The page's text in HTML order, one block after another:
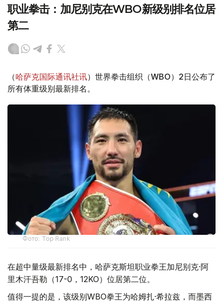
职业拳击：加尼别克在WBO新级别排名位居
第二
（哈萨克国际通讯社讯）世界拳击组织（WBO）2日公布了
所有体重级别最新排名。
Фото: Top Rank
在超中量级最新排名中，哈萨克斯坦职业拳王加尼别克·阿
里木汗吾勒（17-0，12KO）位居第二位。
值得一提的是，该级别WBO拳王为哈姆扎·希拉兹，而墨西